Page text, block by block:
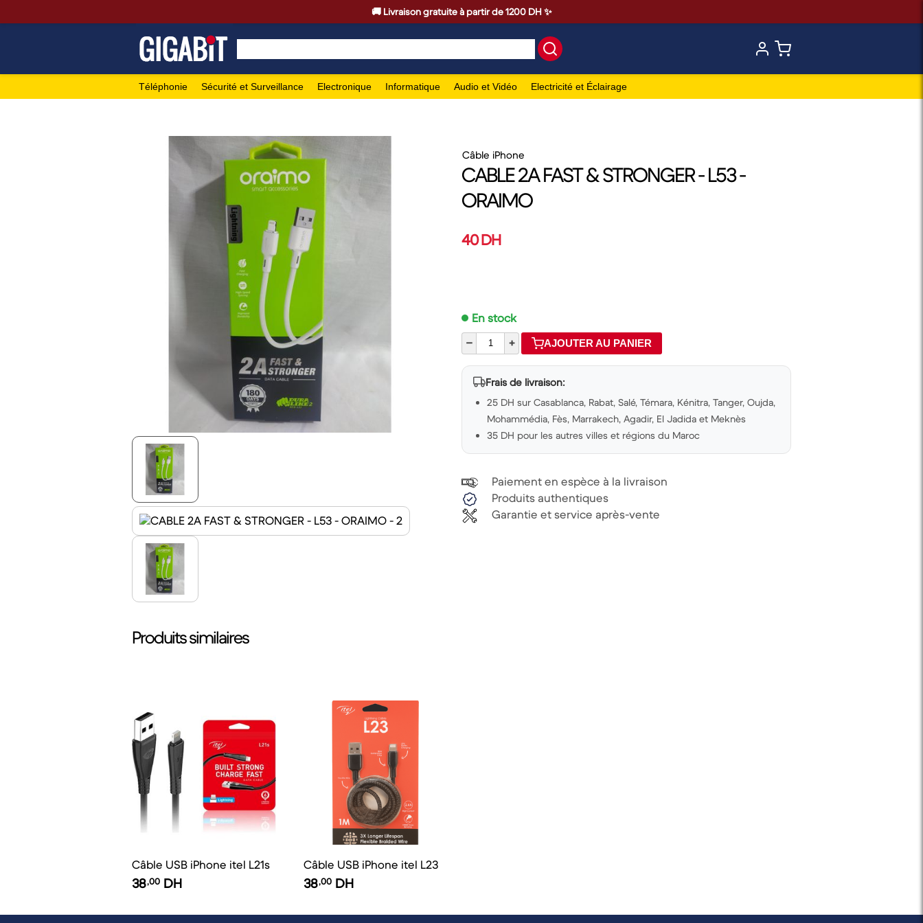
🚚 Livraison gratuite à partir de 1200 DH ✨
Téléphonie Sécurité et Surveillance Electronique Informatique Audio et Vidéo Electricité et Éclairage
Câble iPhone
CABLE 2A FAST & STRONGER - L53 -
ORAIMO
40 DH
En stock
–
+ AJOUTER AU PANIER
Frais de livraison:
25 DH sur Casablanca, Rabat, Salé, Témara, Kénitra, Tanger, Oujda,
Mohammédia, Fès, Marrakech, Agadir, El Jadida et Meknès
35 DH pour les autres villes et régions du Maroc
Paiement en espèce à la livraison
Produits authentiques
Garantie et service après-vente
Produits similaires
Câble USB iPhone itel L21s
38,00 DH
Câble USB iPhone itel L23
38,00 DH